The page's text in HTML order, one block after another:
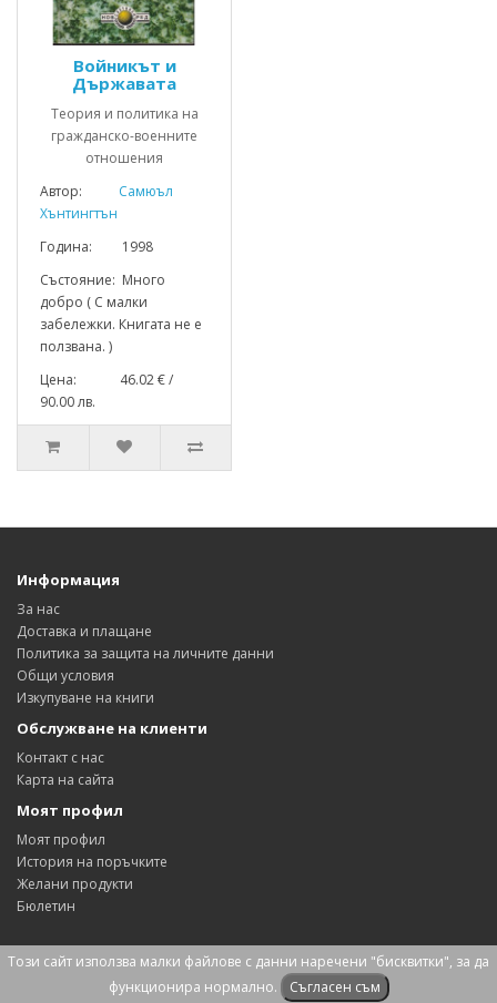
Войникът и
Държавата
Теория и политика на
гражданско-военните
отношения
Автор:
Самюъл
Хънтингтън
Година: 1998
Състояние: Много
добро ( С малки
забележки. Книгата не е
ползвана. )
Цена: 46.02 € /
90.00 лв.
Този сайт използва малки файлове с данни наречени "бисквитки", за да
функционира нормално.
Съгласен съм
Информация
За нас
Доставка и плащане
Политика за защита на личните данни
Общи условия
Изкупуване на книги
Обслужване на клиенти
Контакт с нас
Карта на сайта
Моят профил
Моят профил
История на поръчките
Желани продукти
Бюлетин
Антикварна книжарница "Мусала" © 2026